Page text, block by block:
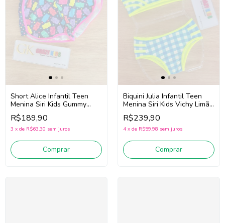
Short Alice Infantil Teen
Menina Siri Kids Gummy
43016 (Marinho/Rosa)
R$189,90
3 x de R$63,30 sem juros
Comprar
Biquini Julia Infantil Teen
Menina Siri Kids Vichy Limão
43216 (Azul/Amarelo)
R$239,90
4 x de R$59,98 sem juros
Comprar